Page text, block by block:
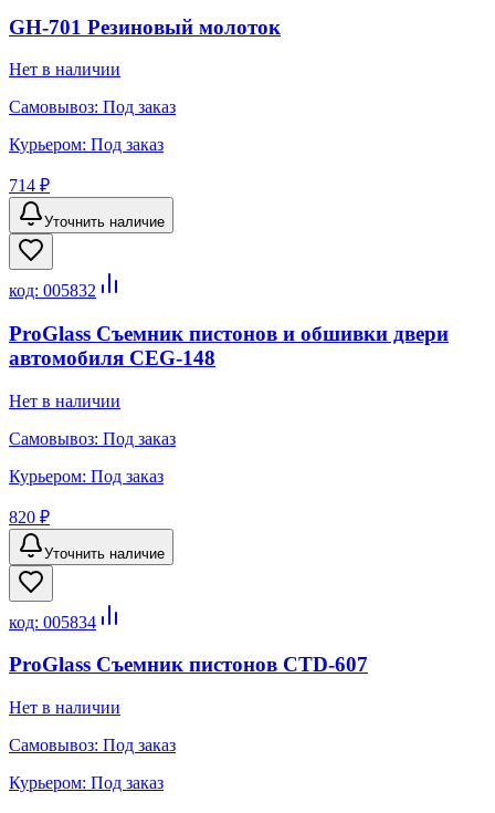
GH-701 Резиновый молоток
Нет в наличии
Самовывоз: Под заказ
Курьером: Под заказ
714 ₽
Уточнить наличие
код: 005832
ProGlass Съемник пистонов и обшивки двери
автомобиля CEG-148
Нет в наличии
Самовывоз: Под заказ
Курьером: Под заказ
820 ₽
Уточнить наличие
код: 005834
ProGlass Съемник пистонов CTD-607
Нет в наличии
Самовывоз: Под заказ
Курьером: Под заказ